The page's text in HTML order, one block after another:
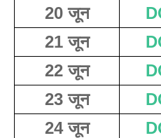
20 जून
21 जून
22 जून
23 जून
24 जून